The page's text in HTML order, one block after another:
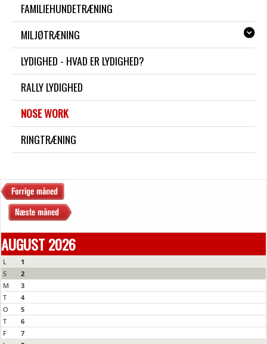
FAMILIEHUNDETRÆNING
MILJØTRÆNING
LYDIGHED - HVAD ER LYDIGHED?
RALLY LYDIGHED
NOSE WORK
RINGTRÆNING
AUGUST 2026
L
1
S
2
M
3
T
4
O
5
T
6
F
7